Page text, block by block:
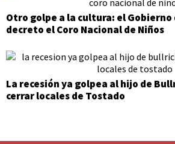
Otro golpe a la cultura: el
decreto el Coro Nacional de Niños
La recesión ya golpea al hijo de
cerrar locales de Tostado